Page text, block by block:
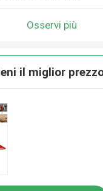
Osservi più
il miglior